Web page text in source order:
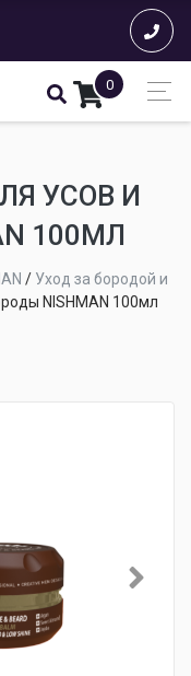
0
УСОВ И
100МЛ
/ Уход за бородой и
NISHMAN 100мл